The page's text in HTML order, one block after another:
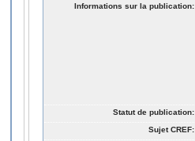
Informations sur la publication:
Statut de publication:
Sujet CREF: